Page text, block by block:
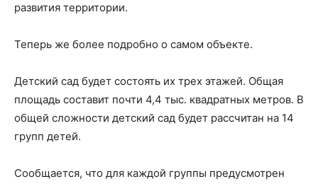
развития территории.
Теперь же более подробно о самом объекте.
Детский сад будет состоять их трех этажей. Общая
площадь составит почти 4,4 тыс. квадратных метров. В
общей сложности детский сад будет рассчитан на 14
групп детей.
Сообщается, что для каждой группы предусмотрен